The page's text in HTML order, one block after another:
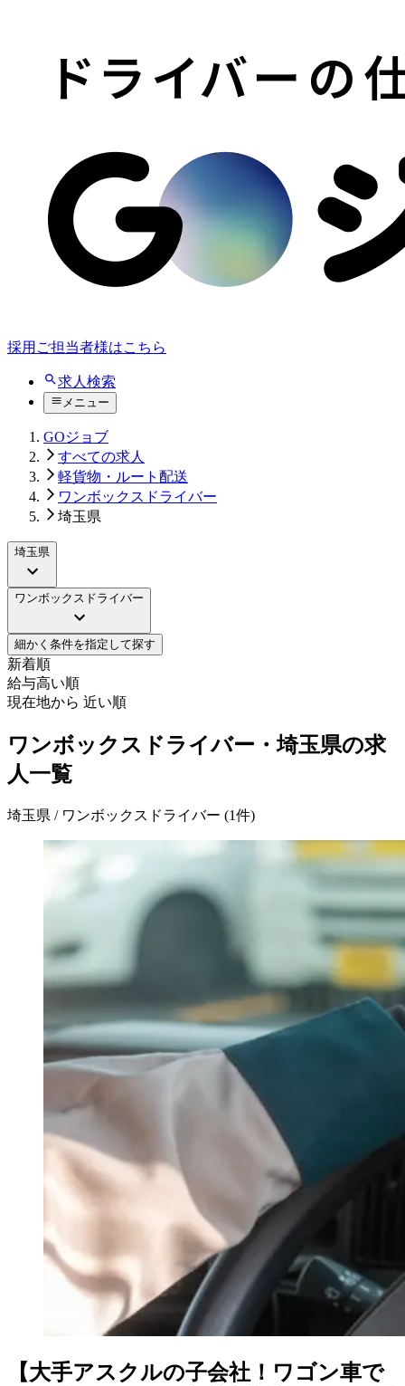
採用ご担当者様はこちら
求人検索
メニュー
GOジョブ
すべての求人
軽貨物・ルート配送
ワンボックスドライバー
埼玉県
埼玉県
ワンボックスドライバー
細かく条件を指定して探す
新着順
給与高い順
現在地から 近い順
ワンボックスドライバー・埼玉県の求
人一覧
埼玉県 / ワンボックスドライバー (1件)
【大手アスクルの子会社！ワゴン車で